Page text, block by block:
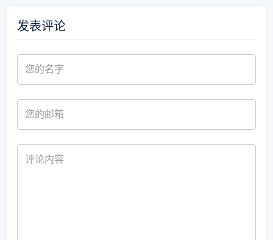
发表评论